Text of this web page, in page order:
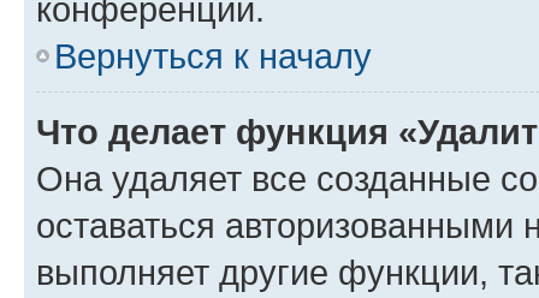
конференции.
Вернуться к началу
Что делает функция
Она удаляет все созданные
оставаться авторизованными
выполняет другие функции,